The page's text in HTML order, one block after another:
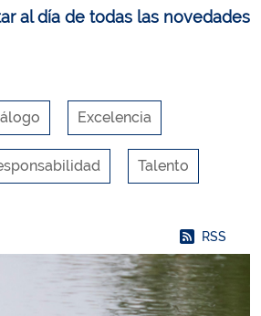
al día de todas las novedades
Excelencia
Talento
RSS